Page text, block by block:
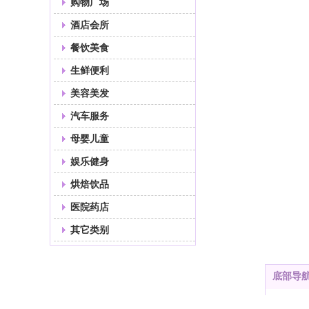
酒店会所
餐饮美食
生鲜便利
美容美发
汽车服务
母婴儿童
娱乐健身
烘焙饮品
医院药店
其它类别
底部导